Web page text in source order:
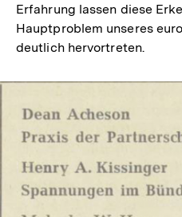
Erfahrung lassen diese
Hauptproblem unseres
deutlich hervortreten.